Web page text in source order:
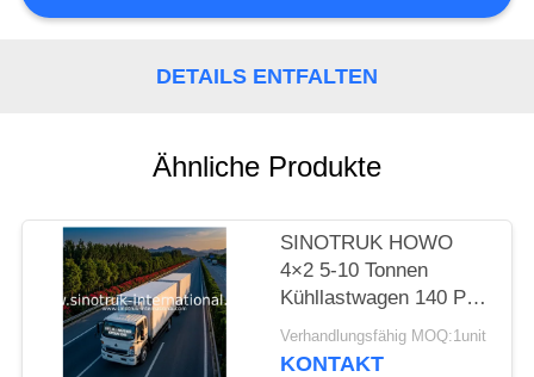
DETAILS ENTFALTEN
Ähnliche Produkte
SINOTRUK HOWO
4×2 5-10 Tonnen
Kühllastwagen 140 PS
RHD
Verhandlungsfähig MOQ:1unit
KONTAKT